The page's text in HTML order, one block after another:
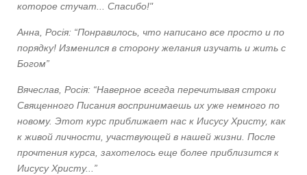
которое стучат... Спасибо!"
Анна, Росія: “Понравилось, что написано все просто и по
порядку! Изменился в сторону желания изучать и жить с
Богом”
Вячеслав, Росія: “Наверное всегда перечитывая строки
Священного Писания воспринимаешь их уже немного по
новому. Этот курс приближает нас к Иисусу Христу, как
к живой личности, участвующей в нашей жизни. После
прочтения курса, захотелось еще более приблизится к
Иисусу Христу...”